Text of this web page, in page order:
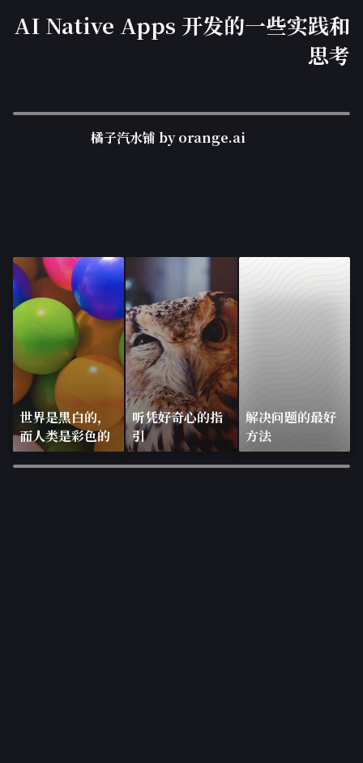
AI Native Apps 开发的一些实践和
思考
橘子汽水铺 by orange.ai
世界是黑白的，
而人类是彩色的
听凭好奇心的指
引
解决问题的最好
方法